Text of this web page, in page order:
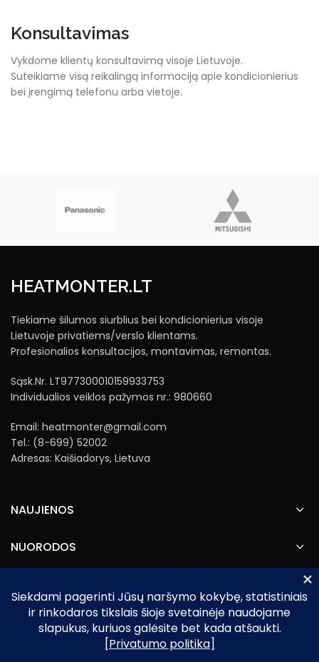
Konsultavimas
Vykdome klientų konsultavimą visoje Lietuvoje.
Suteikiame visą reikalingą informaciją apie kondicionierius
bei įrengimą telefonu arba vietoje.
HEATMONTER.LT
Tiekiame šilumos siurblius bei kondicionierius visoje
Lietuvoje privatiems/verslo klientams.
Profesionalios konsultacijos, montavimas, remontas.
Sąsk.Nr. LT977300010159933753
Individualios veiklos pažymos nr.: 980660
Email: heatmonter@gmail.com
Tel.: (8-699) 52002
Adresas: Kaišiadorys, Lietuva
NAUJIENOS
NUORODOS
Heatmonter.lt